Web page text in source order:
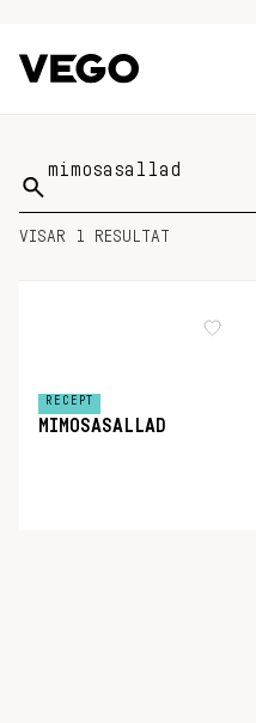
Sök
på:
VISAR 1 RESULTAT
RECEPT
MIMOSASALLAD